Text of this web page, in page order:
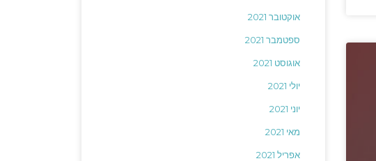
אוקטובר 2021
ספטמבר 2021
אוגוסט 2021
יולי 2021
יוני 2021
מאי 2021
אפריל 2021